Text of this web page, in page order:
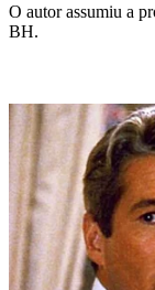
O autor assumiu a
BH.